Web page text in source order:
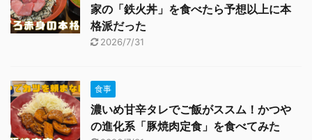
家の「鉄火丼」を食べたら予想以上に本
格派だった
2026/7/31
食事
濃いめ甘辛タレでご飯がススム！かつや
の進化系「豚焼肉定食」を食べてみた